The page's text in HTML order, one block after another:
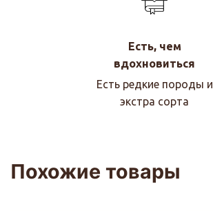
Есть, чем
вдохновиться
Есть редкие породы и
экстра сорта
Похожие товары